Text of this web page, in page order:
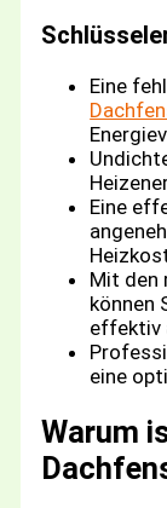
Eine
Eine
Mit den
können
effektiv
eine
Warum